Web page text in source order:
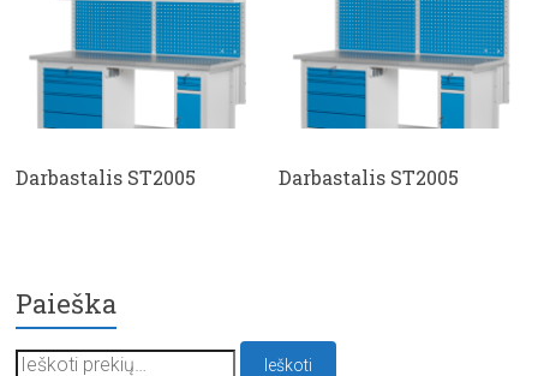
Darbastalis ST2005 Darbastalis ST2005
Paieška
Ieškoti:
Ieškoti